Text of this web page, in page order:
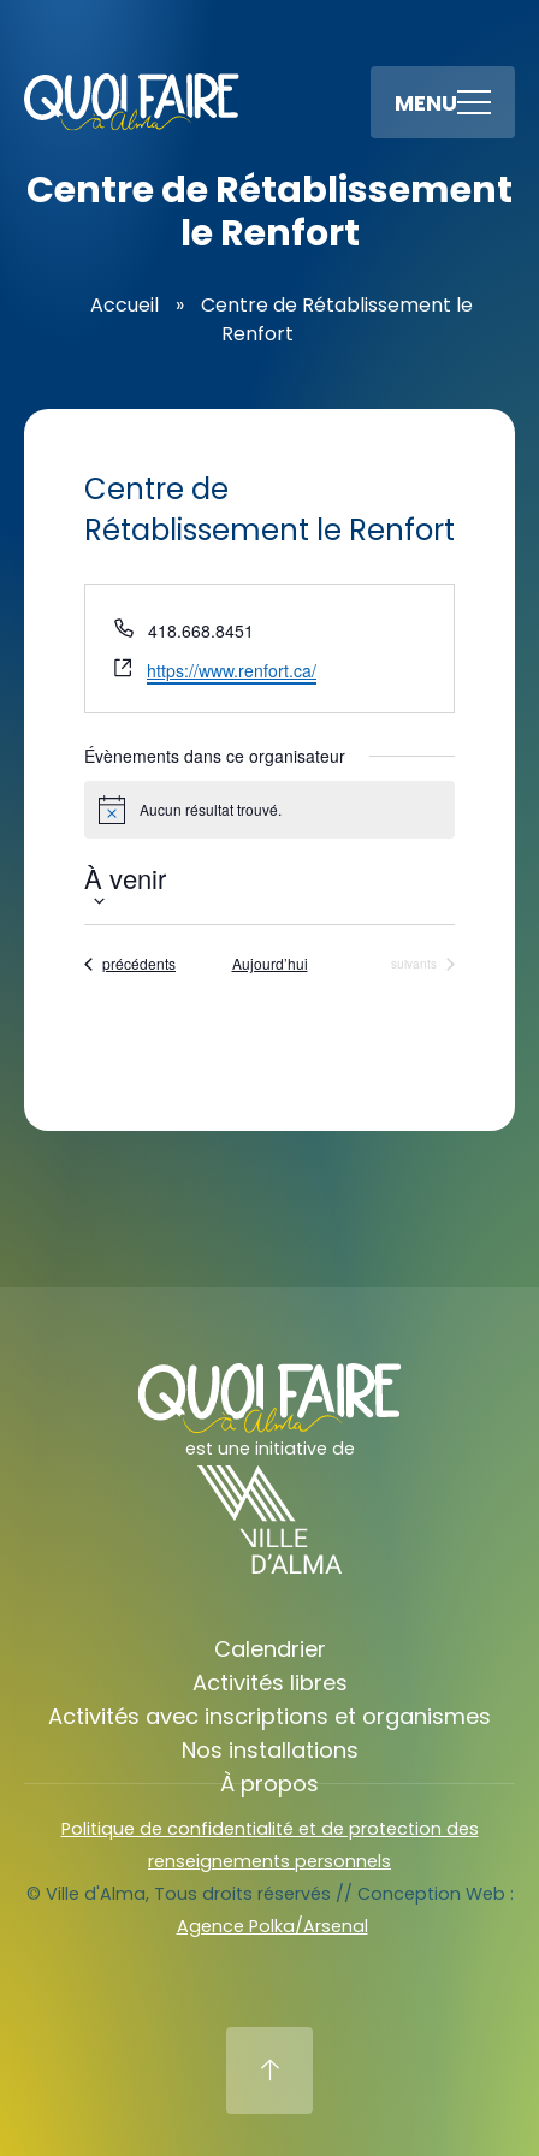
MENU
Centre de Rétablissement
le Renfort
Accueil »
Centre de Rétablissement le
Renfort
Centre de
Rétablissement le Renfort
Téléphone
418.668.8451
Site
web
https://www.renfort.ca/
Évènements dans ce organisateur
Notice Aucun résultat trouvé.
À venir
Sélectionnez
une
Évènements
précédents Aujourd’hui Évènements
suivants
est une initiative de
Calendrier
Activités libres
Activités avec inscriptions et organismes
Nos installations
À propos
Politique de confidentialité et de protection des
renseignements personnels
© Ville d'Alma, Tous droits réservés // Conception Web :
Agence Polka/Arsenal